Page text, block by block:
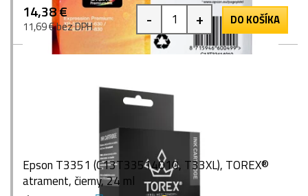
14,38 €
11,69 € bez DPH - + DO KOŠÍKA
Epson T3351 (C13T33514010, T33XL), TOREX®
atrament, čierny, 24 ml